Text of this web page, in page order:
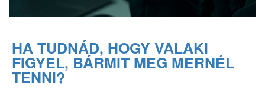
HA TUDNÁD, HOGY VALAKI
FIGYEL, BÁRMIT MEG MERNÉL
TENNI?